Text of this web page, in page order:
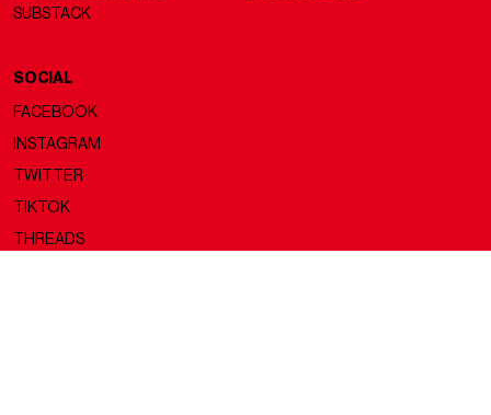
SUBSTACK
SOCIAL
FACEBOOK
INSTAGRAM
TWITTER
TIKTOK
THREADS